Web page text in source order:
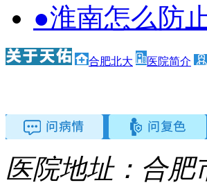
●淮南怎么防
合肥北大 医院简介
医院地址：合肥